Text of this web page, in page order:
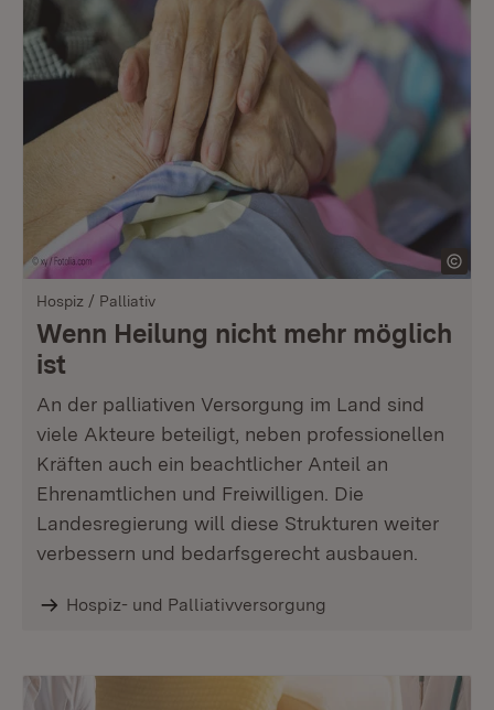
Hospiz / Palliativ
Wenn Heilung nicht mehr möglich
ist
An der palliativen Versorgung im Land sind
viele Akteure beteiligt, neben professionellen
Kräften auch ein beachtlicher Anteil an
Ehrenamtlichen und Freiwilligen. Die
Landesregierung will diese Strukturen weiter
verbessern und bedarfsgerecht ausbauen.
Hospiz- und Palliativversorgung